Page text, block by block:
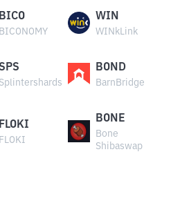
BICO
BICONOMY
WIN
WINkLink
SPS
Splintershards
BOND
BarnBridge
FLOKI
FLOKI
BONE
Bone
Shibaswap